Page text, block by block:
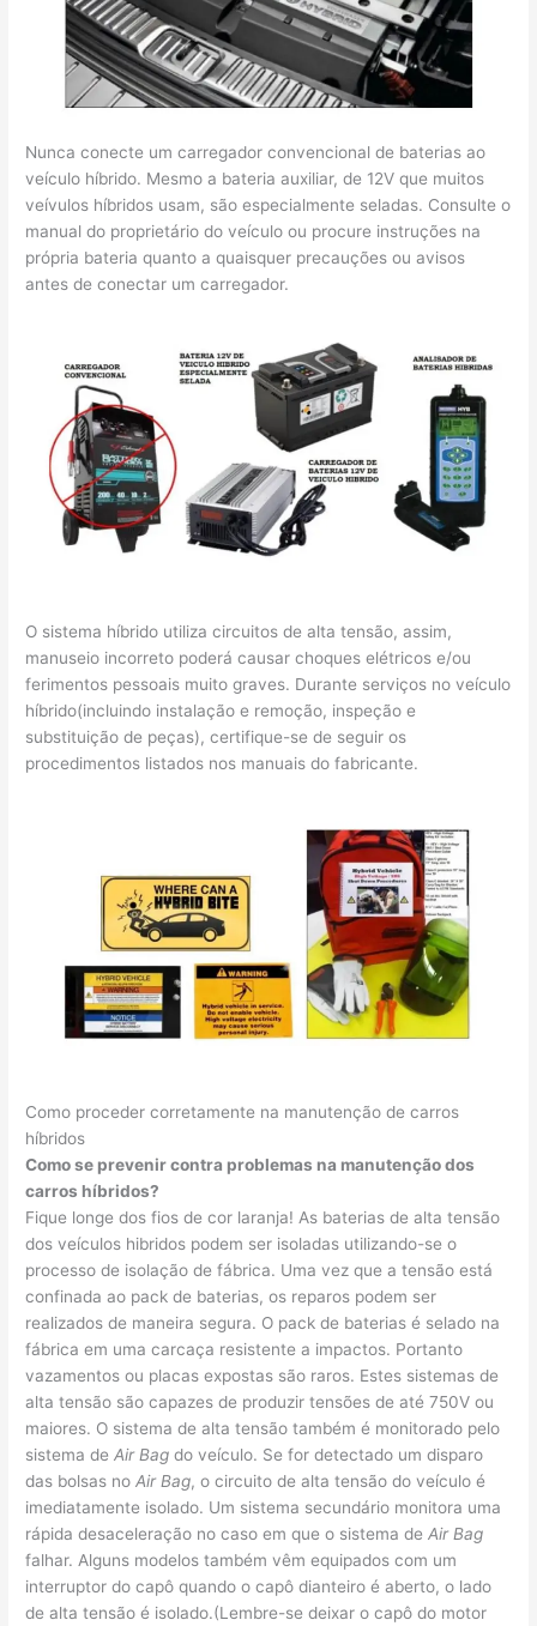
Nunca conecte um carregador convencional de baterias ao
veículo híbrido. Mesmo a bateria auxiliar, de 12V que muitos
veívulos híbridos usam, são especialmente seladas. Consulte o
manual do proprietário do veículo ou procure instruções na
própria bateria quanto a quaisquer precauções ou avisos
antes de conectar um carregador.
O sistema híbrido utiliza circuitos de alta tensão, assim,
manuseio incorreto poderá causar choques elétricos e/ou
ferimentos pessoais muito graves. Durante serviços no veículo
híbrido(incluindo instalação e remoção, inspeção e
substituição de peças), certifique-se de seguir os
procedimentos listados nos manuais do fabricante.
Como proceder corretamente na manutenção de carros
híbridos
Como se prevenir contra problemas na manutenção dos
carros híbridos?
Fique longe dos fios de cor laranja! As baterias de alta tensão
dos veículos hibridos podem ser isoladas utilizando-se o
processo de isolação de fábrica. Uma vez que a tensão está
confinada ao pack de baterias, os reparos podem ser
realizados de maneira segura. O pack de baterias é selado na
fábrica em uma carcaça resistente a impactos. Portanto
vazamentos ou placas expostas são raros. Estes sistemas de
alta tensão são capazes de produzir tensões de até 750V ou
maiores. O sistema de alta tensão também é monitorado pelo
sistema deAir Bag do veículo. Se for detectado um disparo
das bolsas noAir Bag, o circuito de alta tensão do veículo é
imediatamente isolado. Um sistema secundário monitora uma
rápida desaceleração no caso em que o sistema deAir Bag
falhar. Alguns modelos também vêm equipados com um
interruptor do capô quando o capô dianteiro é aberto, o lado
de alta tensão é isolado.(Lembre-se deixar o capô do motor